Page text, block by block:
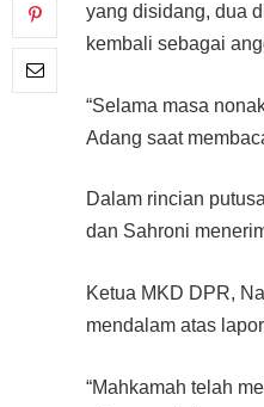
yang disidang, dua
kembali sebagai
“Selama masa
Adang saat
Dalam rincian
dan Sahroni
Ketua MKD DPR,
mendalam atas
“Mahkamah telah